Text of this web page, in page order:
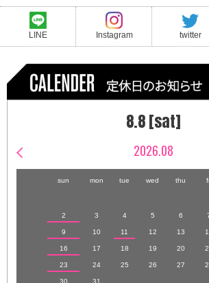
LINE Instagram twitter
8.8 [sat]
2026.08
sun mon tue wed thu
2 3 4 5 6
9 10 11 12 13
16 17 18 19 20
23 24 25 26 27
30 31